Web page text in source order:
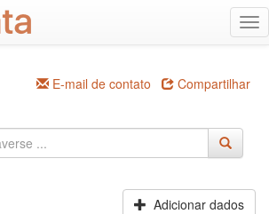
E-mail de contato Compartilhar
Adicionar dados